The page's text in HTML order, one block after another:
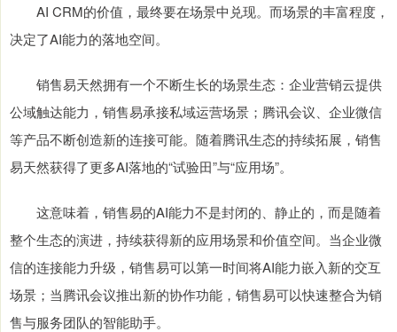
AI CRM的价值，最终要在场景中兑现。而场景的丰富程度，
决定了AI能力的落地空间。
销售易天然拥有一个不断生长的场景生态：企业营销云提供
公域触达能力，销售易承接私域运营场景；腾讯会议、企业微信
等产品不断创造新的连接可能。随着腾讯生态的持续拓展，销售
易天然获得了更多AI落地的“试验田”与“应用场”。
这意味着，销售易的AI能力不是封闭的、静止的，而是随着
整个生态的演进，持续获得新的应用场景和价值空间。当企业微
信的连接能力升级，销售易可以第一时间将AI能力嵌入新的交互
场景；当腾讯会议推出新的协作功能，销售易可以快速整合为销
售与服务团队的智能助手。